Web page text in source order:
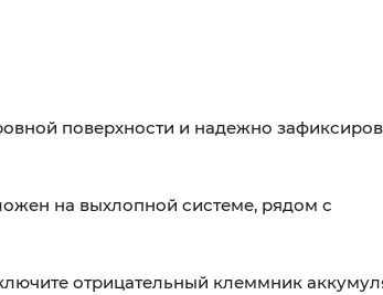
поверхности и надежно
на выхлопной системе, рядом с
отрицательный клеммник